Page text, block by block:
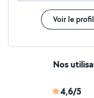
Voir le profil
Nos
4,6/5